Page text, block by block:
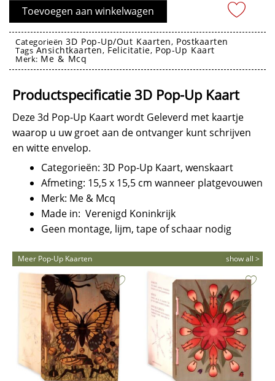
Kaart
Verjaardag
Birthday
aantal
Toevoegen aan winkelwagen
Categorieën 3D Pop-Up/Out Kaarten, Postkaarten
Tags Ansichtkaarten, Felicitatie, Pop-Up Kaart
Merk: Me & Mcq
Productspecificatie 3D Pop-Up Kaart
Deze 3d Pop-Up Kaart wordt Geleverd met kaartje
waarop u uw groet aan de ontvanger kunt schrijven
en witte envelop.
Categorieën: 3D Pop-Up Kaart, wenskaart
Afmeting: 15,5 x 15,5 cm wanneer platgevouwen
Merk: Me & Mcq
Made in: Verenigd Koninkrijk
Geen montage, lijm, tape of schaar nodig
Meer Pop-Up Kaarten show all >